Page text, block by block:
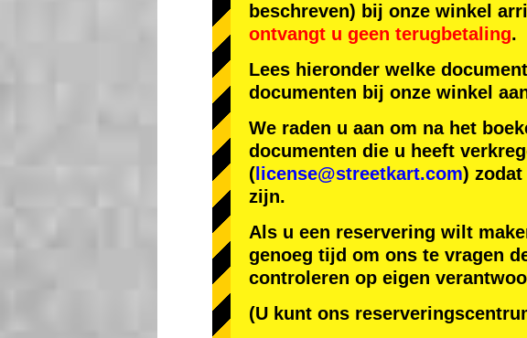
beschreven) bij onze winkel
ontvangt u geen terugbetaling.
Lees hieronder welke
documenten bij onze winkel
We raden u aan om na het
documenten die u heeft
( license@streetkart.com)
zijn.
Als u een reservering wilt
genoeg tijd om ons te vragen
controleren op eigen
(U kunt ons